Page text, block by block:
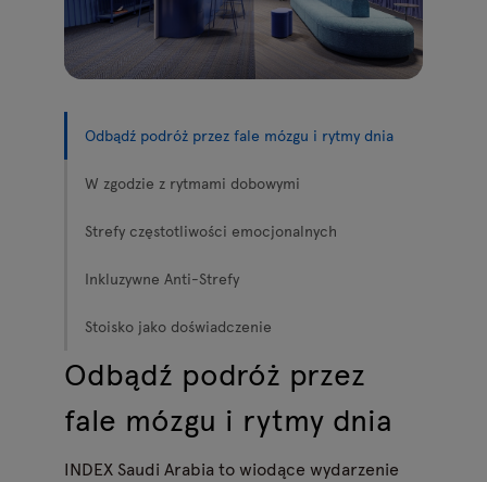
Wszystkie meble
Oferta
Odbądź podróż przez fale mózgu i rytmy dnia
W zgodzie z rytmami dobowymi
Strefy częstotliwości emocjonalnych
Inkluzywne Anti-Strefy
Stoisko jako doświadczenie
Odbądź podróż przez
fale mózgu i rytmy dnia
INDEX Saudi Arabia to wiodące wydarzenie